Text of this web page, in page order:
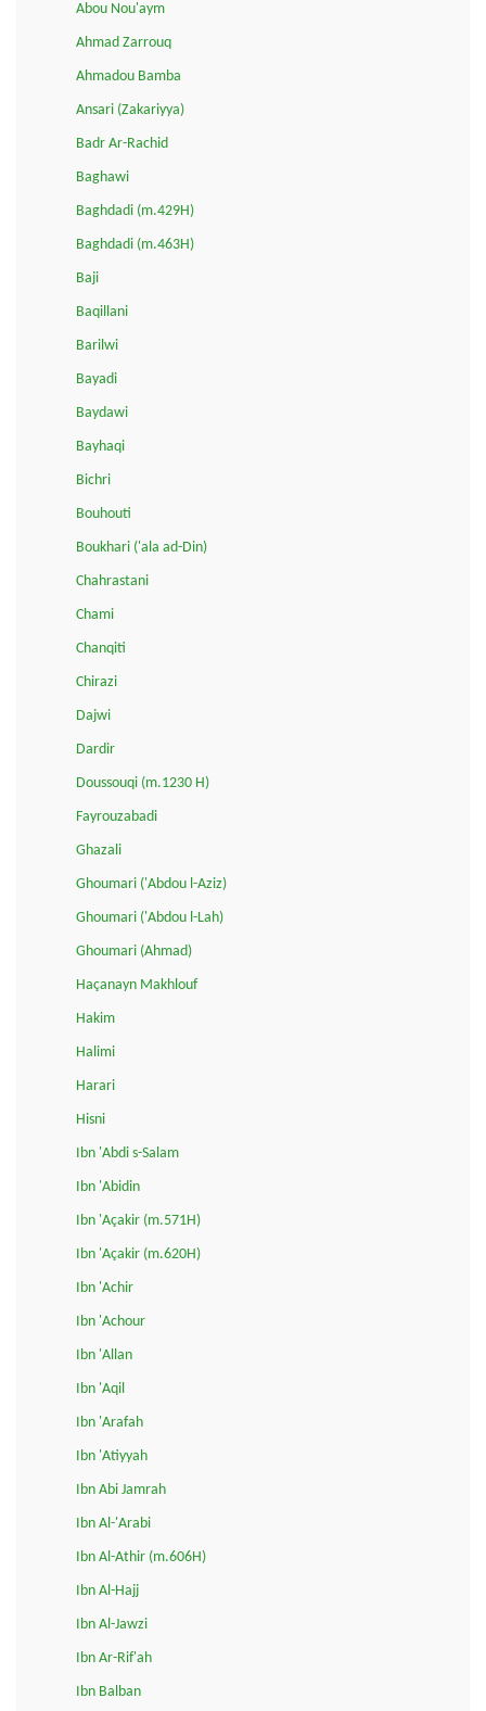
Abou Nou'aym
Ahmad Zarrouq
Ahmadou Bamba
Ansari (Zakariyya)
Badr Ar-Rachid
Baghawi
Baghdadi (m.429H)
Baghdadi (m.463H)
Baji
Baqillani
Barilwi
Bayadi
Baydawi
Bayhaqi
Bichri
Bouhouti
Boukhari ('ala ad-Din)
Chahrastani
Chami
Chanqiti
Chirazi
Dajwi
Dardir
Doussouqi (m.1230 H)
Fayrouzabadi
Ghazali
Ghoumari ('Abdou l-Aziz)
Ghoumari ('Abdou l-Lah)
Ghoumari (Ahmad)
Haçanayn Makhlouf
Hakim
Halimi
Harari
Hisni
Ibn 'Abdi s-Salam
Ibn 'Abidin
Ibn 'Açakir (m.571H)
Ibn 'Açakir (m.620H)
Ibn 'Achir
Ibn 'Achour
Ibn 'Allan
Ibn 'Aqil
Ibn 'Arafah
Ibn 'Atiyyah
Ibn Abi Jamrah
Ibn Al-'Arabi
Ibn Al-Athir (m.606H)
Ibn Al-Hajj
Ibn Al-Jawzi
Ibn Ar-Rif'ah
Ibn Balban